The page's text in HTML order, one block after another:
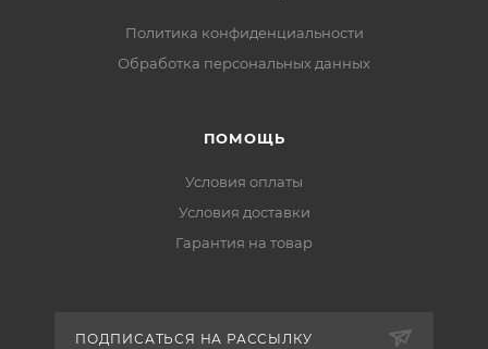
Политика конфиденциальности
Обработка персональных данных
ПОМОЩЬ
Условия оплаты
Условия доставки
Гарантия на товар
ПОДПИСАТЬСЯ НА РАССЫЛКУ